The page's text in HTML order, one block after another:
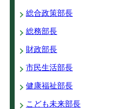
総合政策部長
総務部長
財政部長
市民生活部長
健康福祉部長
こども未来部長